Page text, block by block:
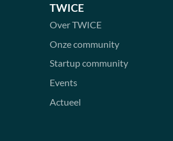
TWICE
Over TWICE
Onze community
Startup community
Events
Actueel